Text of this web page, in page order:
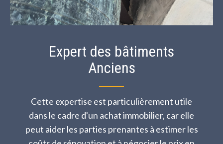
Expert des bâtiments
Anciens
Cette expertise est particulièrement utile
dans le cadre d'un achat immobilier, car elle
peut aider les parties prenantes à estimer les